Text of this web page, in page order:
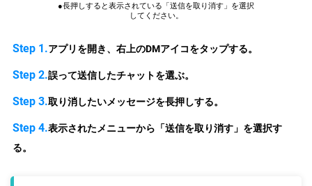
●長押しすると表示されている「送信を取り消す」を選択
してください。
Step 1.アプリを開き、右上のDMアイコをタップする。
Step 2.誤って送信したチャットを選ぶ。
Step 3.取り消したいメッセージを長押しする。
Step 4.表示されたメニューから「送信を取り消す」を選択す
る。